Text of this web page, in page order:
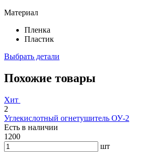
Материал
Пленка
Пластик
Выбрать детали
Похожие товары
Хит
2
Углекислотный огнетушитель ОУ-2
Есть в наличии
1200
шт